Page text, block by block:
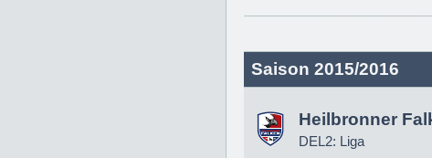
Saison 2015/2016
Heilbronner
DEL2: Liga